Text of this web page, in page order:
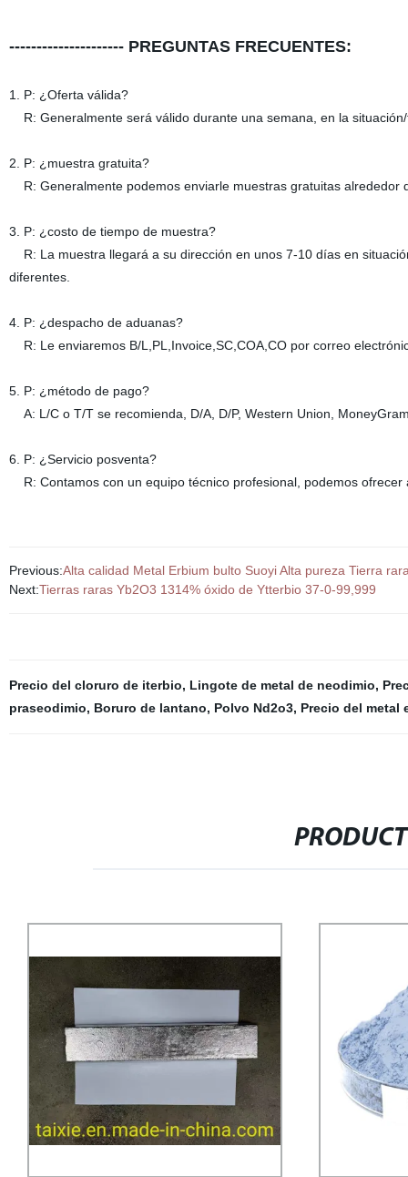
--------------------- PREGUNTAS FRECUENTES:
1. P: ¿Oferta válida?
R: Generalmente será válido durante una semana, en la
2. P: ¿muestra gratuita?
R: Generalmente podemos enviarle muestras gratuitas alrededor
3. P: ¿costo de tiempo de muestra?
R: La muestra llegará a su dirección en unos 7-10 días en
diferentes.
4. P: ¿despacho de aduanas?
R: Le enviaremos B/L,PL,Invoice,SC,COA,CO por correo
5. P: ¿método de pago?
A: L/C o T/T se recomienda, D/A, D/P, Western Union,
6. P: ¿Servicio posventa?
R: Contamos con un equipo técnico profesional, podemos
Previous:Alta calidad Metal Erbium bulto Suoyi Alta pureza Tierra
Next:Tierras raras Yb2O3 1314% óxido de Ytterbio 37-0-99,999
Precio del cloruro de iterbio, Lingote de metal de neodimio,
praseodimio, Boruro de lantano, Polvo Nd2o3, Precio del metal